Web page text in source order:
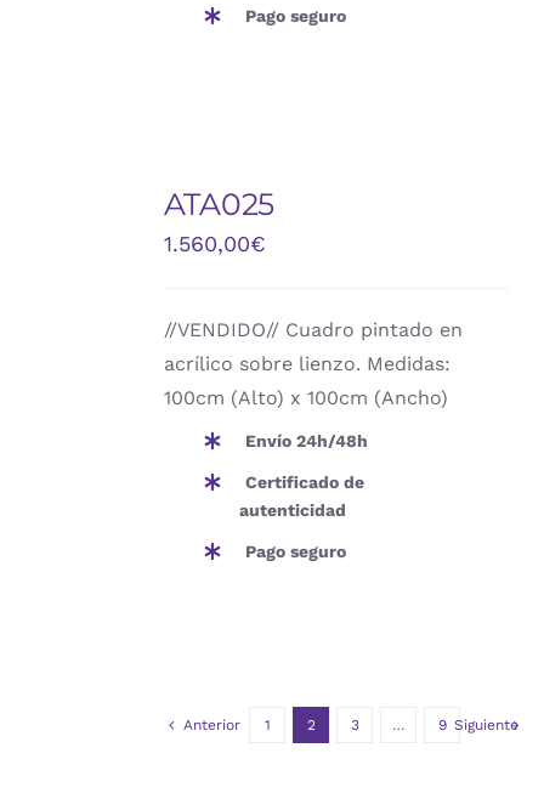
Pago seguro
ATA025
1.560,00€
//VENDIDO// Cuadro pintado en
acrílico sobre lienzo. Medidas:
100cm (Alto) x 100cm (Ancho)
Envío 24h/48h
Certificado de
autenticidad
Pago seguro
Anterior 1 2 3 … 9 Siguiente